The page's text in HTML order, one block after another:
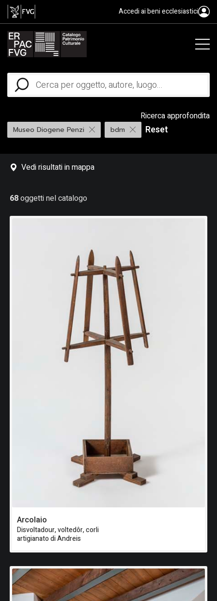
Accedi ai beni ecclesiastici
Ricerca approfondita
Museo Diogene Penzi bdm Reset
Vedi risultati in mappa
68oggetti nel catalogo
Arcolaio
Disvoltadour, voltedôr, corli
artigianato di Andreis